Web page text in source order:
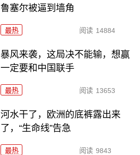
鲁塞尔被逼到墙角
最热 阅读 14884
暴风来袭，这局决不能输，想赢
一定要和中国联手
最热 阅读 13653
河水干了，欧洲的底裤露出来
了，“生命线”告急
最热 阅读 9843